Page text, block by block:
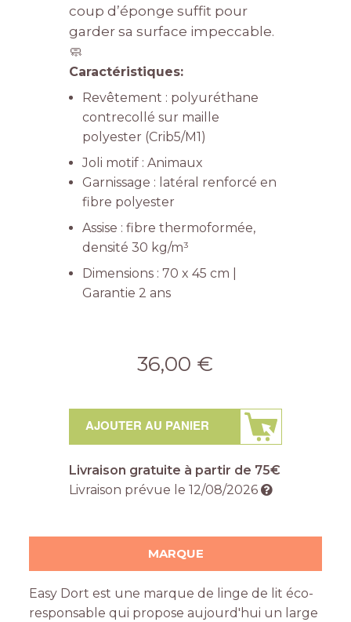
coup d’éponge suffit pour
garder sa surface impeccable.
🧼
Caractéristiques:
Revêtement : polyuréthane
contrecollé sur maille
polyester (Crib5/M1)
Joli motif : Animaux
Garnissage : latéral renforcé en
fibre polyester
Assise : fibre thermoformée,
densité 30 kg/m³
Dimensions : 70 x 45 cm |
Garantie 2 ans
36,00 €
AJOUTER AU PANIER
Livraison gratuite à partir de 75€
Livraison prévue le 12/08/2026
MARQUE
Easy Dort est une marque de linge de lit éco-
responsable qui propose aujourd'hui un large